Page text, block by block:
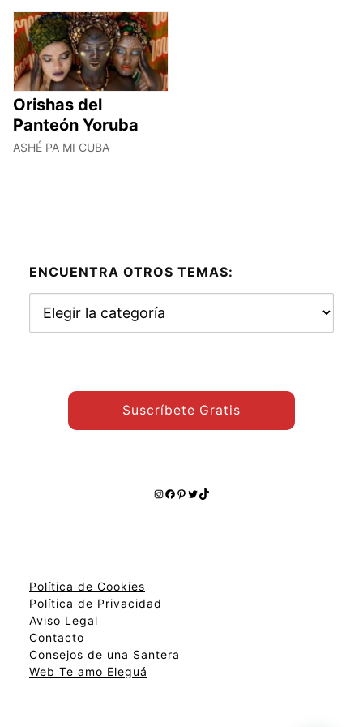
Orishas del
Panteón Yoruba
ASHÉ PA MI CUBA
ENCUENTRA OTROS TEMAS:
otros
Suscríbete Gratis
Instagram
Facebook
Pinterest
Twitter
TikTok
Política de Cookies
Política de Privacidad
Aviso Legal
Contacto
Consejos de una Santera
Web Te amo Eleguá